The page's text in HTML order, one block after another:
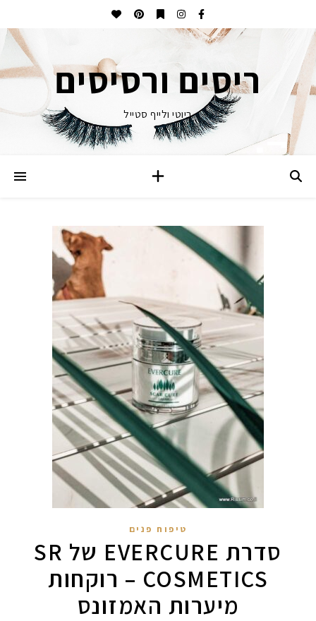
ריסים ורסיסים
ביוטי ולייף סטייל
טיפוח פנים
סדרת EVERCURE של SR
COSMETICS – רוקחות
מיערות האמזונס